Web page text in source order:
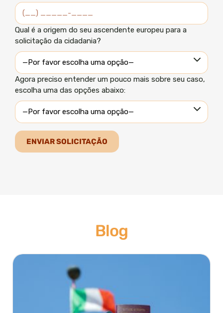
Qual é a origem do seu ascendente europeu para a
solicitação da cidadania?
Agora preciso entender um pouco mais sobre seu caso,
escolha uma das opções abaixo:
Blog